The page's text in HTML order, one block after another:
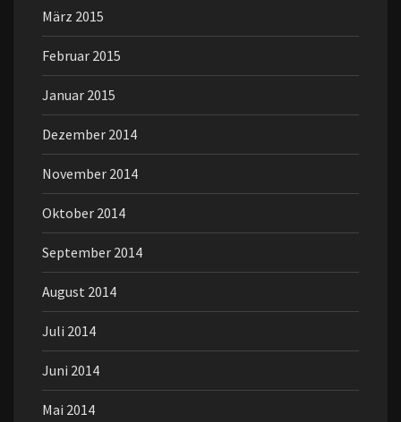
März 2015
Februar 2015
Januar 2015
Dezember 2014
November 2014
Oktober 2014
September 2014
August 2014
Juli 2014
Juni 2014
Mai 2014